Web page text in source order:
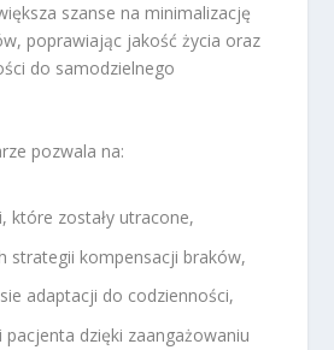
szanse na minimalizację
poprawiając jakość życia oraz
do samodzielnego
pozwala na:
które zostały utracone,
strategii kompensacji braków,
adaptacji do codzienności,
dzięki zaangażowaniu